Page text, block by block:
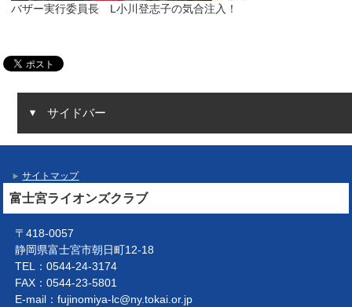
バザー実行委員長 L小川登志子の気合注入！
サイドバー
サイトマップ
富士宮ライオンズクラブ
〒418-0057
静岡県富士宮市朝日町12-18
TEL：0544-24-3174
FAX：0544-23-5801
E-mail：fujinomiya-lc@ny.tokai.or.jp